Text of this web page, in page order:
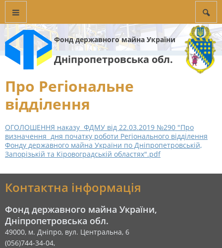
Фонд державного майна України
Дніпропетровська обл.
Про Регіональне
відділення
ОГОЛОШЕННЯ наказу ФДМУ від 22.03.2019 №290 "Про
визначення дня початку роботи Регіонального відділення
Фонду державного майна України по Дніпропетровській,
Запорізькій та Кіровоградській областях".pdf
Контактна інформація
Фонд державного майна України,
Дніпропетровська обл.
49000, м. Дніпро, вул. Центральна, 6
(056)744-34-04,